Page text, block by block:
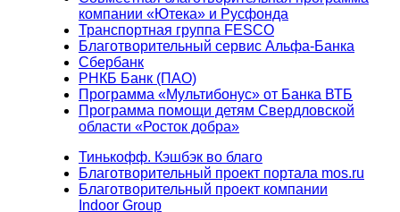
компании «Ютека» и Русфонда
Транспортная группа FESCO
Благотворительный сервис Альфа-Банка
Сбербанк
РНКБ Банк (ПАО)
Программа «Мультибонус» от Банка ВТБ
Программа помощи детям Свердловской
области «Росток добра»
Тинькофф. Кэшбэк во благо
Благотворительный проект портала mos.ru
Благотворительный проект компании
Indoor Group